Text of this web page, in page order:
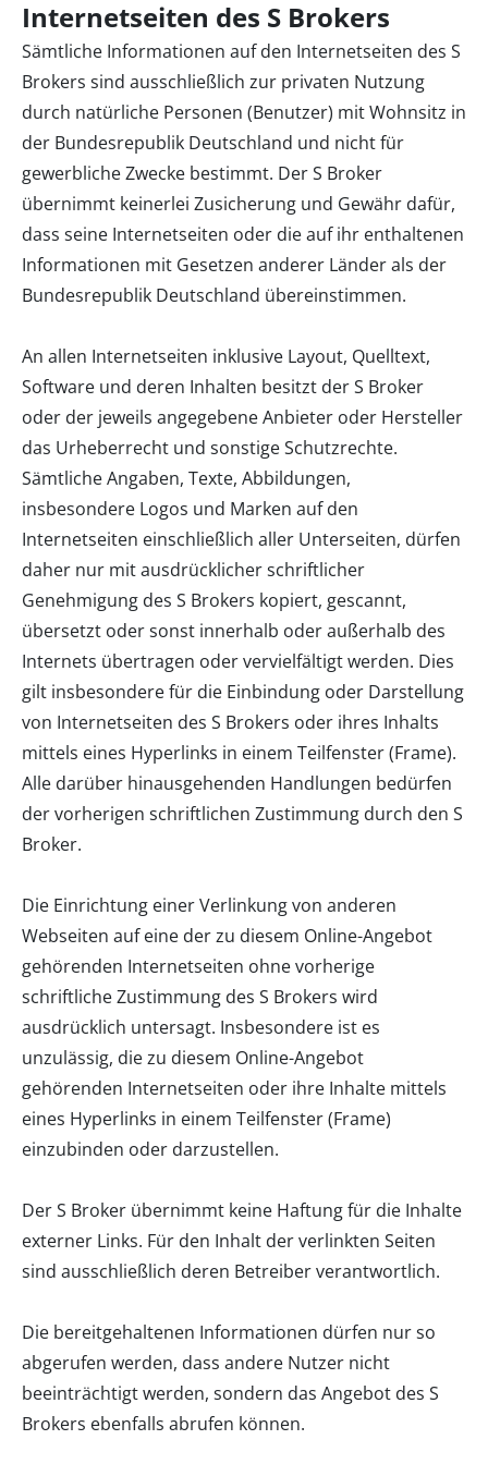
Internetseiten des S Brokers
Sämtliche Informationen auf den Internetseiten des S
Brokers sind ausschließlich zur privaten Nutzung
durch natürliche Personen (Benutzer) mit Wohnsitz in
der Bundesrepublik Deutschland und nicht für
gewerbliche Zwecke bestimmt. Der S Broker
übernimmt keinerlei Zusicherung und Gewähr dafür,
dass seine Internetseiten oder die auf ihr enthaltenen
Informationen mit Gesetzen anderer Länder als der
Bundesrepublik Deutschland übereinstimmen.
An allen Internetseiten inklusive Layout, Quelltext,
Software und deren Inhalten besitzt der S Broker
oder der jeweils angegebene Anbieter oder Hersteller
das Urheberrecht und sonstige Schutzrechte.
Sämtliche Angaben, Texte, Abbildungen,
insbesondere Logos und Marken auf den
Internetseiten einschließlich aller Unterseiten, dürfen
daher nur mit ausdrücklicher schriftlicher
Genehmigung des S Brokers kopiert, gescannt,
übersetzt oder sonst innerhalb oder außerhalb des
Internets übertragen oder vervielfältigt werden. Dies
gilt insbesondere für die Einbindung oder Darstellung
von Internetseiten des S Brokers oder ihres Inhalts
mittels eines Hyperlinks in einem Teilfenster (Frame).
Alle darüber hinausgehenden Handlungen bedürfen
der vorherigen schriftlichen Zustimmung durch den S
Broker.
Die Einrichtung einer Verlinkung von anderen
Webseiten auf eine der zu diesem Online-Angebot
gehörenden Internetseiten ohne vorherige
schriftliche Zustimmung des S Brokers wird
ausdrücklich untersagt. Insbesondere ist es
unzulässig, die zu diesem Online-Angebot
gehörenden Internetseiten oder ihre Inhalte mittels
eines Hyperlinks in einem Teilfenster (Frame)
einzubinden oder darzustellen.
Der S Broker übernimmt keine Haftung für die Inhalte
externer Links. Für den Inhalt der verlinkten Seiten
sind ausschließlich deren Betreiber verantwortlich.
Die bereitgehaltenen Informationen dürfen nur so
abgerufen werden, dass andere Nutzer nicht
beeinträchtigt werden, sondern das Angebot des S
Brokers ebenfalls abrufen können.